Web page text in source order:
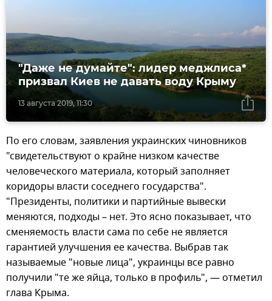
13 августа 2019, 11:30
"Даже не думайте": лидер меджлиса*
призвал Киев не давать воду Крыму
По его словам, заявления украинских чиновников
"свидетельствуют о крайне низком качестве
человеческого материала, который заполняет
коридоры власти соседнего государства".
"Президенты, политики и партийные вывески
меняются, подходы – нет. Это ясно показывает, что
сменяемость власти сама по себе не является
гарантией улучшения ее качества. Выбрав так
называемые "новые лица", украинцы все равно
получили "те же яйца, только в профиль", — отметил
глава Крыма.